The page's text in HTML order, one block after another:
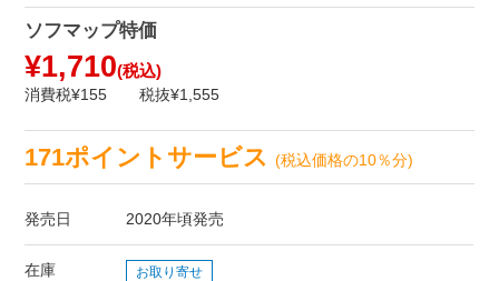
ソフマップ特価
¥1,710(税込)
消費税¥155 税抜¥1,555
171ポイントサービス(税込価格の10％分)
発売日 2020年頃発売
在庫 お取り寄せ